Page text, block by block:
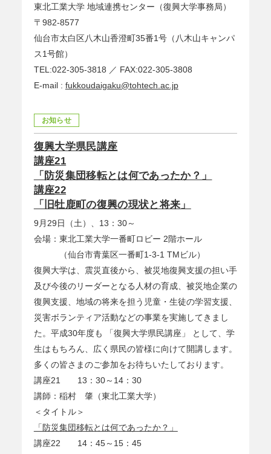
東北工業大学 地域連携センター（復興大学事務局）
〒982-8577
仙台市太白区八木山香澄町35番1号（八木山キャンパ
ス1号館）
TEL:022-305-3818 ／ FAX:022-305-3808
E-mail : fukkoudaigaku@tohtech.ac.jp
お知らせ
復興大学県民講座
講座21
「防災集団移転とは何であったか？」
講座22
「旧牡鹿町の復興の現状と将来」
9月29日（土）、13：30～
会場：東北工業大学一番町ロビー 2階ホール
（仙台市青葉区一番町1-3-1 TMビル）
復興大学は、震災直後から、被災地復興支援の担い手
及び今後のリーダーとなる人材の育成、被災地企業の
復興支援、地域の将来を担う児童・生徒の学習支援、
災害ボランティア活動などの事業を実施してきまし
た。平成30年度も 「復興大学県民講座」 として、学
生はもちろん、広く県民の皆様に向けて開講します。
多くの皆さまのご参加をお待ちいたしております。
講座21 13：30～14：30
講師：稲村 肇（東北工業大学）
＜タイトル＞
「防災集団移転とは何であったか？」
講座22 14：45～15：45